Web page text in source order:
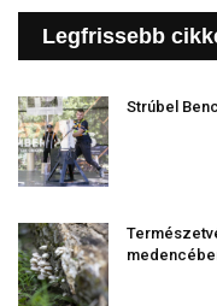
Legfrissebb
Strúbel